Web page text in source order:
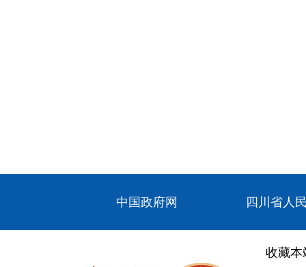
中国政府网 四川省人
收藏本